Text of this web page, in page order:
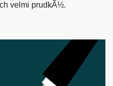
velmi prudkÃ½.